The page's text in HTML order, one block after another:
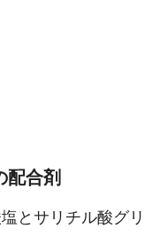
配合剤
とサリチル酸グ